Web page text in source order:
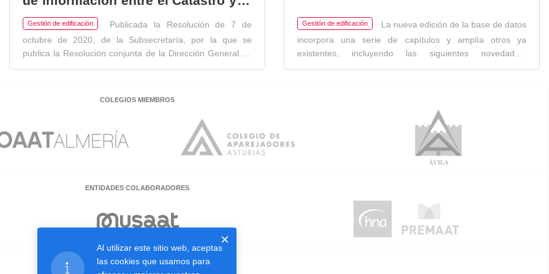
Registro de la Propiedad
Gestión de edificación
octubre de 2020, de la Subsecretaría, por la que se
publica la Resolución conjunta de la Dirección General de
Seguridad Jurídica y Fe Pública y de la Dirección General
requisitos para el intercambio de información entre el
Catastro y el Registro de la Propiedad. Acceder
Gestión de edificación
incorpora una serie de capítulos y amplía otros ya
existentes, incluyendo las siguientes novedades:
Actualización de precios Adaptación al nuevo Código
Abastecimiento de agua en urbanización Consultar
disponible desde la BDC online tanto para usuarios
con Suscripción IVE online vigente como para los que
adquieran la versión de escritorio de la BDC22. En caso de
COLEGIOS MIEMBROS
ENTIDADES COLABORADORES
EMPRESAS COLABORADORAS
Al utilizar este sitio web, aceptas
las cookies que usamos para
×